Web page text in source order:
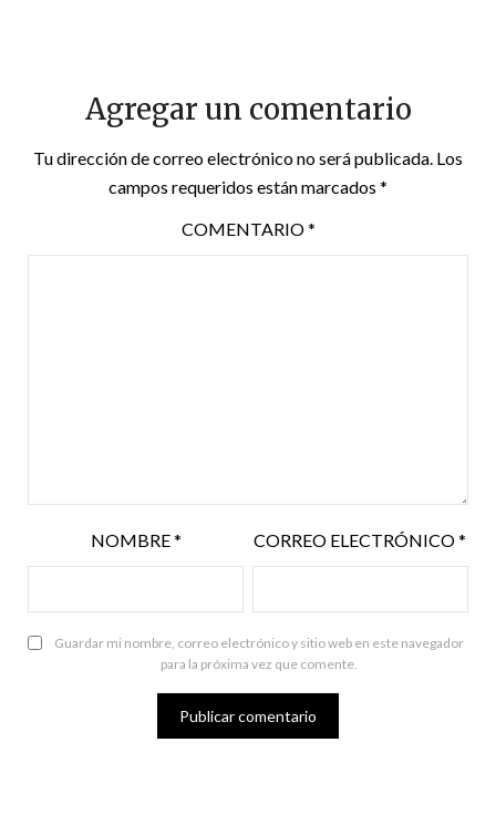
Agregar un comentario
Tu dirección de correo electrónico no será publicada. Los
campos requeridos están marcados *
COMENTARIO*
NOMBRE* CORREO ELECTRÓNICO*
Guardar mi nombre, correo electrónico y sitio web en este navegador
para la próxima vez que comente.